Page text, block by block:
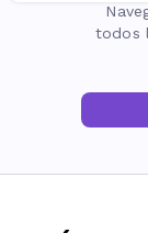
todos